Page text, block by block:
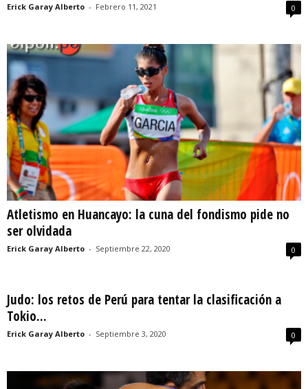
Erick Garay Alberto - Febrero 11, 2021 0
Atletismo en Huancayo: la cuna del fondismo pide no
ser olvidada
Erick Garay Alberto - Septiembre 22, 2020 0
Judo: los retos de Perú para tentar la clasificación a
Tokio...
Erick Garay Alberto - Septiembre 3, 2020 0